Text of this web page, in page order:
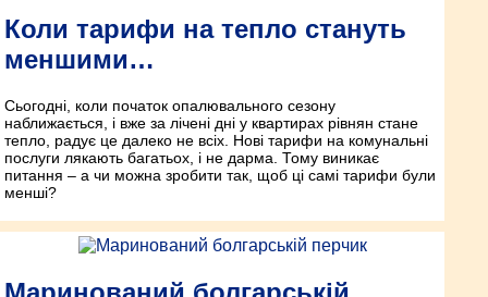
Коли тарифи на тепло стануть
меншими…
Сьогодні, коли початок опалювального сезону
наближається, і вже за лічені дні у квартирах рівнян стане
тепло, радує це далеко не всіх. Нові тарифи на комунальні
послуги лякають багатьох, і не дарма. Тому виникає
питання – а чи можна зробити так, щоб ці самі тарифи були
меншi?